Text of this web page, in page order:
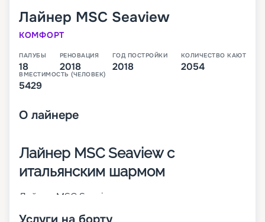
Лайнер MSC Seaview
КОМФОРТ
ПАЛУБЫ
18
РЕНОВАЦИЯ
2018
ГОД ПОСТРОЙКИ
2018
КОЛИЧЕСТВО КАЮТ
2054
ВМЕСТИМОСТЬ (ЧЕЛОВЕК)
5429
О лайнере
Лайнер MSC Seaview с
итальянским шармом
Лайнер MSC Seaview – это второе судно класса